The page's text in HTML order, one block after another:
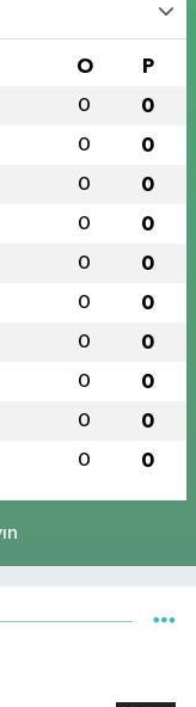
O P
0 0
0 0
0 0
0 0
0 0
0 0
0 0
0 0
0 0
0 0